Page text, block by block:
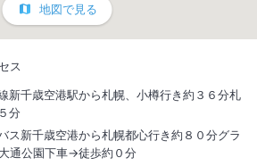
地図で見る
ス
新千歳空港駅から札幌、小樽行き約３６分札
分
ス新千歳空港から札幌都心行き約８０分グラ
通公園下車→徒歩約０分